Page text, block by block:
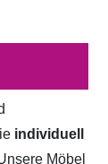
individuell
Möbel